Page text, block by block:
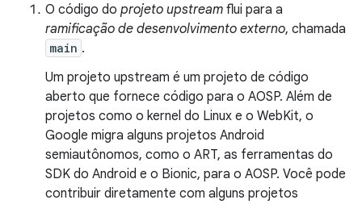
O código do projeto upstream flui para a
ramificação de desenvolvimento externo, chamada
main .
Um projeto upstream é um projeto de código
aberto que fornece código para o AOSP. Além de
projetos como o kernel do Linux e o WebKit, o
Google migra alguns projetos Android
semiautônomos, como o ART, as ferramentas do
SDK do Android e o Bionic, para o AOSP. Você pode
contribuir diretamente com alguns projetos